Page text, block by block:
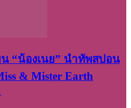
“น้องเนย” นำทัพสปอน
& Mister Earth